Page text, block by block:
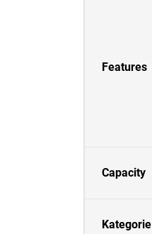
Features
Capacity
Kategorie